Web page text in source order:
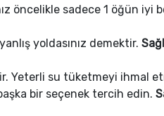
öncelikle sadece 1 öğün iyi
yoldasınız demektir.
Yeterli su tüketmeyi ihmal
bir seçenek tercih edin.